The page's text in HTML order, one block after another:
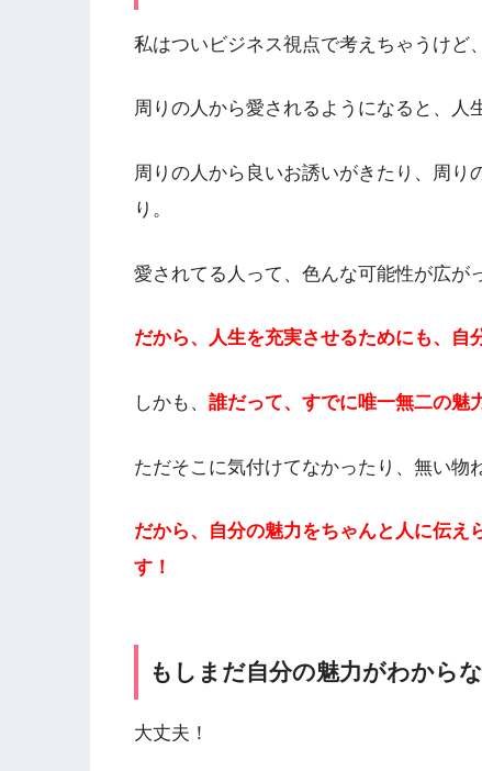
私はついビジネス視点で考えちゃうけど
周りの人から愛されるようになると、人
周りの人から良いお誘いがきたり、周り
り。
愛されてる人って、色んな可能性が広が
だから、人生を充実させるためにも、自
しかも、 誰だって、すでに唯一無二の魅
ただそこに気付けてなかったり、無い物
だから、自分の魅力をちゃんと人に伝え
す！
もしまだ自分の魅力がわから
大丈夫！